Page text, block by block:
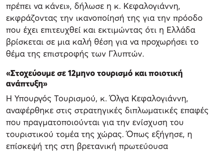
πρέπει να κάνει», δήλωσε η κ. Κεφαλογιάννη,
εκφράζοντας την ικανοποίησή της για την πρόοδο
που έχει επιτευχθεί και εκτιμώντας ότι η Ελλάδα
βρίσκεται σε μια καλή θέση για να προχωρήσει το
θέμα της επιστροφής των Γλυπτών.
«Στοχεύουμε σε 12μηνο τουρισμό και ποιοτική
ανάπτυξη»
Η Υπουργός Τουρισμού, κ. Όλγα Κεφαλογιάννη,
αναφέρθηκε στις στρατηγικές διπλωματικές επαφές
που πραγματοποιούνται για την ενίσχυση του
τουριστικού τομέα της χώρας. Όπως εξήγησε, η
επίσκεψή της στη βρετανική πρωτεύουσα